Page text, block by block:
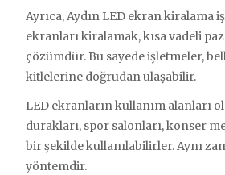
Ayrıca, Aydın LED ekran kiralama
ekranları kiralamak, kısa vadeli
çözümdür. Bu sayede işletmeler,
kitlelerine doğrudan ulaşabilir.
LED ekranların kullanım alanları
durakları, spor salonları, konser
bir şekilde kullanılabilirler. Aynı
yöntemdir.